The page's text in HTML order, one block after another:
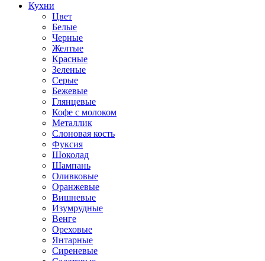
Кухни
Цвет
Белые
Черные
Желтые
Красные
Зеленые
Серые
Бежевые
Глянцевые
Кофе с молоком
Металлик
Слоновая кость
Фуксия
Шоколад
Шампань
Оливковые
Оранжевые
Вишневые
Изумрудные
Венге
Ореховые
Янтарные
Сиреневые